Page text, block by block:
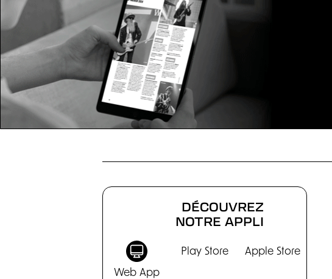
CHRONIQUES
DÉCOUVREZ
NOTRE APPLI
Web App
Play Store Apple Store